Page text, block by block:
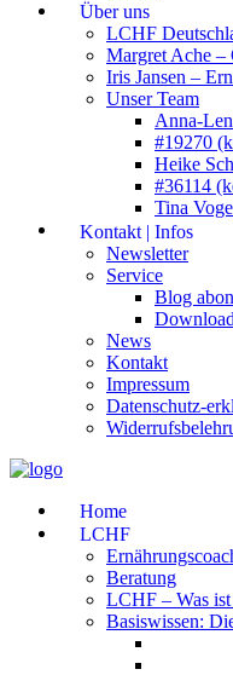
Über uns
LCHF
Margret Ache –
Iris Jansen –
Unser Team
Anna-
#19270
Heike
#36114
Tina
Kontakt | Infos
Newsletter
Service
Blog
News
Kontakt
Impressum
Datenschutz-
Home
LCHF
Beratung
LCHF – Was ist
Basiswissen: